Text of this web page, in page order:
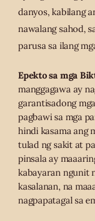
danyos, kabilang
nawalang sahod,
parusa sa ilang
Epekto sa mga
manggagawa ay
garantisadong
pagbawi sa mga
hindi kasama ang
tulad ng sakit at
pinsala ay
kabayaran ngunit
kasalanan, na
nagpapatagal sa